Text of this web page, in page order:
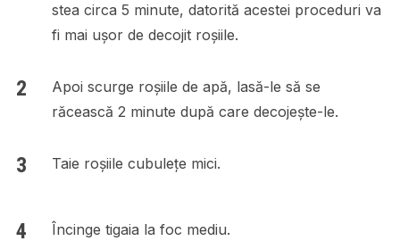
stea circa 5 minute, datorită acestei proceduri va
fi mai ușor de decojit roșiile.
Apoi scurge roșiile de apă, lasă-le să se
răcească 2 minute după care decojește-le.
Taie roșiile cubulețe mici.
Încinge tigaia la foc mediu.